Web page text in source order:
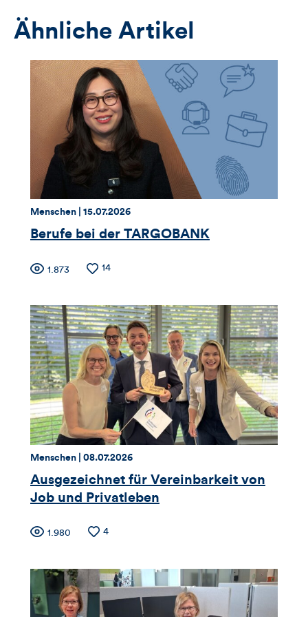
Ähnliche Artikel
Thema:
Menschen | Datum:
15.07.2026
Berufe bei der TARGOBANK
Zähler
für
Views,
Likes
und
Kommentare
dieses
Artikels
Anzahl
1.873
Anzahl
14
Thema:
Menschen | Datum:
08.07.2026
Ausgezeichnet für Vereinbarkeit von
Job und Privatleben
Zähler
für
Views,
Anzahl
1.980
Anzahl
4